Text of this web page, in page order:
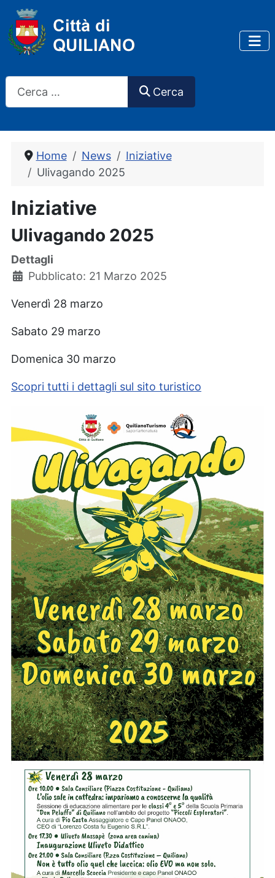
Cerca
Home News
Iniziative
Ulivagando 2025
Iniziative
Ulivagando 2025
Dettagli
Pubblicato: 21 Marzo 2025
Venerdì 28 marzo
Sabato 29 marzo
Domenica 30 marzo
Scopri tutti i dettagli sul sito turistico